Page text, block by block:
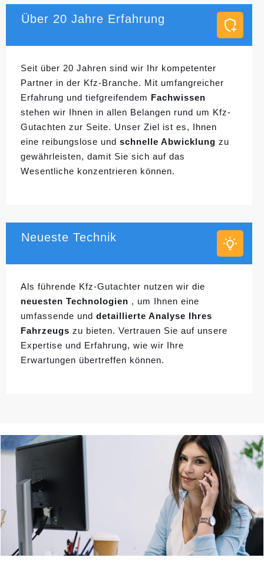
Über 20 Jahre Erfahrung
Seit über 20 Jahren sind wir Ihr kompetenter
Partner in der Kfz-Branche. Mit umfangreicher
Erfahrung und tiefgreifendem Fachwissen
stehen wir Ihnen in allen Belangen rund um Kfz-
Gutachten zur Seite. Unser Ziel ist es, Ihnen
eine reibungslose und schnelle Abwicklung zu
gewährleisten, damit Sie sich auf das
Wesentliche konzentrieren können.
Neueste Technik
Als führende Kfz-Gutachter nutzen wir die
neuesten Technologien , um Ihnen eine
umfassende und detaillierte Analyse Ihres
Fahrzeugs zu bieten. Vertrauen Sie auf unsere
Expertise und Erfahrung, wie wir Ihre
Erwartungen übertreffen können.